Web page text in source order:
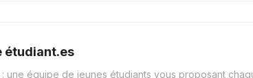
étudiant.es
: une équipe de jeunes étudiants vous proposant